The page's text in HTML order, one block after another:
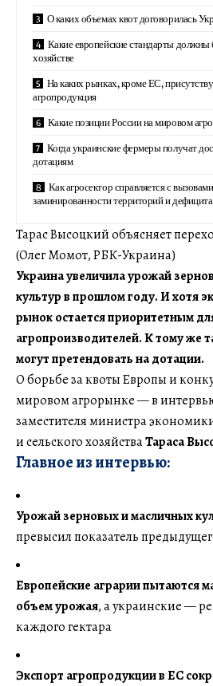
О каких объемах квот договорилась
Какие европейские стандарты должны
хозяйстве
На каких рынках, кроме ЕС,
агропродукция
Какие позиции России на мировом
Когда украинские фермеры получат
дотациям
Как агросектор справляется с
заминированности территорий и
Тарас Высоцкий объясняет
(Олег Момот, РБК-Украина)
Украина увеличила урожай
культур в прошлом году. И хотя
рынок остается приоритетным
агропроизводителей. К тому же
могут претендовать на дотации.
О борьбе за квоты Европы и
мировом агрорынке — в
заместителя министра
и сельского хозяйстваТараса
Главное из интервью:
Урожай зерновых и масличных
превысил показатель
Европейские аграрии пытаются
объем урожая, а украинские —
каждого гектара
Экспорт агропродукции в ЕС